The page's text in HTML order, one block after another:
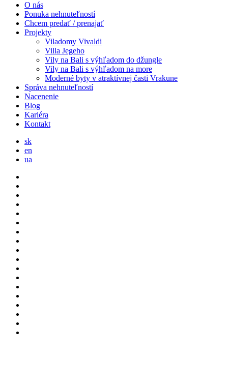
O nás
Ponuka nehnuteľností
Chcem predať / prenajať
Projekty
Viladomy Vivaldi
Villa Jegeho
Vily na Bali s výhľadom do džungle
Vily na Bali s výhľadom na more
Moderné byty v atraktívnej časti Vrakune
Správa nehnuteľností
Nacenenie
Blog
Kariéra
Kontakt
sk
en
ua